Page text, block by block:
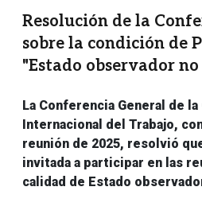
Resolución de la
sobre la condición de
"Estado observador
La Conferencia General de
Internacional del Trabajo,
reunión de 2025, resolvió
invitada a participar en las
calidad de Estado